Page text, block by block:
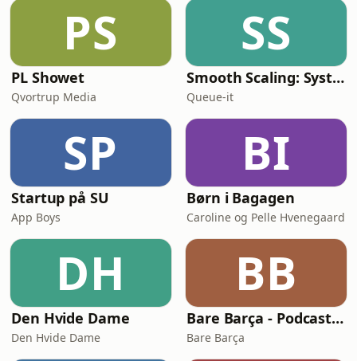
PS
PL Showet
Qvortrup Media
SS
Smooth Scaling: System Design for High Traffic
Queue-it
SP
Startup på SU
App Boys
BI
Børn i Bagagen
Caroline og Pelle Hvenegaard
DH
Den Hvide Dame
Den Hvide Dame
BB
Bare Barça - Podcasten om FC Barcelona
Bare Barça